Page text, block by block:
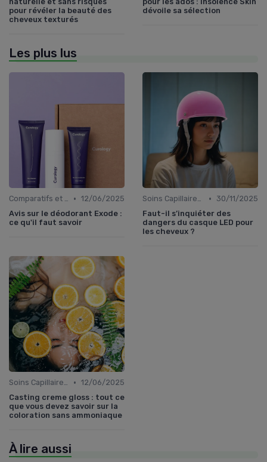
pour révéler la beauté des
cheveux texturés
dévoile sa sélection
Les plus lus
Comparatifs et Avis • 12/06/2025
Avis sur le déodorant Exode :
ce qu'il faut savoir
Soins Capillaires Bio •
30/11/2025
Faut-il s’inquiéter des
dangers du casque LED pour
les cheveux ?
Soins Capillaires Bio • 12/06/2025
Casting creme gloss : tout ce
que vous devez savoir sur la
coloration sans ammoniaque
À lire aussi